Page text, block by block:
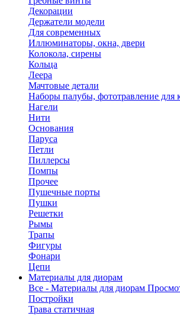
Декорации
Держатели модели
Для современных
Иллюминаторы, окна, двери
Колокола, сирены
Кольца
Леера
Мачтовые детали
Наборы палубы, фототравление для
Нагели
Нити
Основания
Паруса
Петли
Пиллерсы
Помпы
Прочее
Пушечные порты
Пушки
Решетки
Рымы
Трапы
Фигуры
Фонари
Цепи
Материалы для диорам
Все - Материалы для диорам
Постройки
Трава статичная